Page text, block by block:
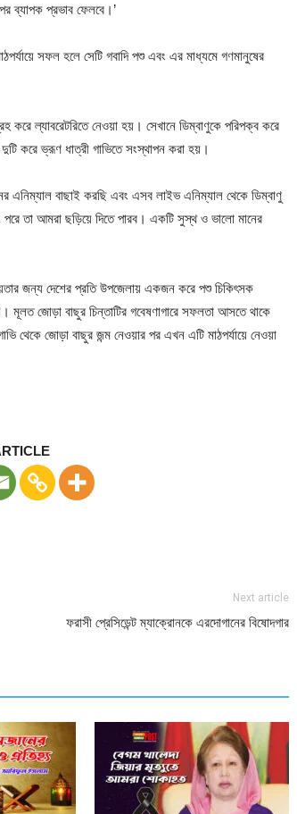
ব্যাপক প্রভাব ফেলবে।’
সফল হলে সেটি গবাদি পশু এবং এর মাধ্যমে গণমানুষের
ল্যাবরেটরিতে নেওয়া হয়। সেখানে ডিম্বাণুকে পরিপক্ব করে
করে ভ্রূণ ধাত্রী গাভিতে সংস্থাপন করা হয়।
এনিম্যাল বাছাই করছি এবং এসব লাইভ এনিম্যাল থেকে ডিম্বাণু
তা আমরা ছড়িয়ে দিতে পারব। একটি সুস্থ ও ভালো মানের
জন্য দেশের প্রতি উপজেলায় একজন করে পশু চিকিৎসক
জোড়া বাছুর চিন্তাটির গবেষণাগারে সফলতা আসতে থাকে
থেকে জোড়া বাছুর জন্ম নেওয়ার পর এখন এটি মাঠপর্যায়ে নেওয়া
Next article
ফরাসী প্রেসিডেন্ট ম্যাক্রোনকে এরদোগানের বিষোদগার